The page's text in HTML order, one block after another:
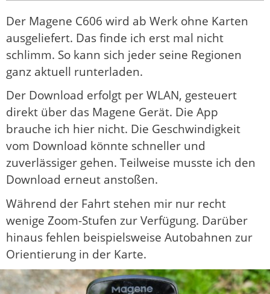
Der Magene C606 wird ab Werk ohne Karten
ausgeliefert. Das finde ich erst mal nicht
schlimm. So kann sich jeder seine Regionen
ganz aktuell runterladen.
Der Download erfolgt per WLAN, gesteuert
direkt über das Magene Gerät. Die App
brauche ich hier nicht. Die Geschwindigkeit
vom Download könnte schneller und
zuverlässiger gehen. Teilweise musste ich den
Download erneut anstoßen.
Während der Fahrt stehen mir nur recht
wenige Zoom-Stufen zur Verfügung. Darüber
hinaus fehlen beispielsweise Autobahnen zur
Orientierung in der Karte.